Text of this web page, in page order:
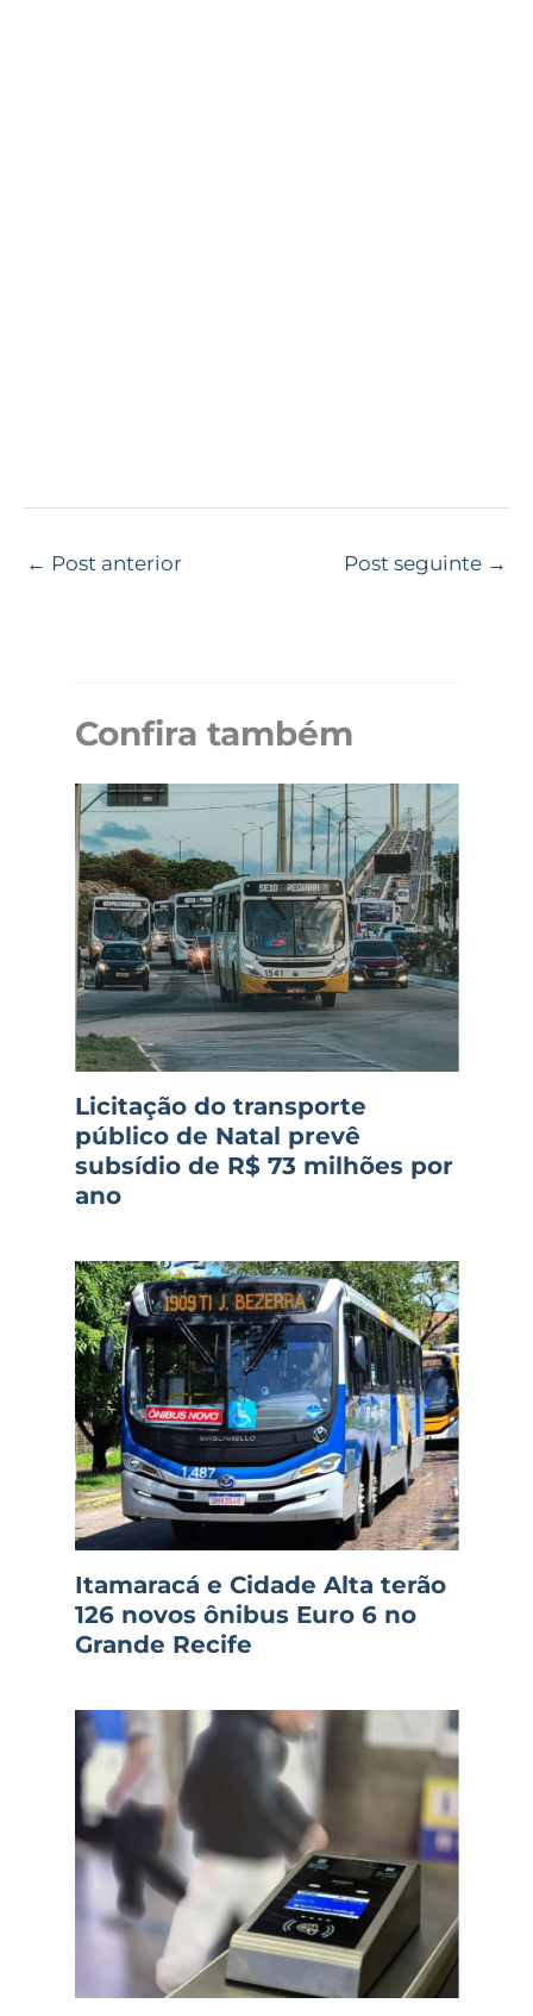
← Post anterior Post seguinte →
Confira também
Licitação do transporte
público de Natal prevê
subsídio de R$ 73 milhões por
ano
Itamaracá e Cidade Alta terão
126 novos ônibus Euro 6 no
Grande Recife